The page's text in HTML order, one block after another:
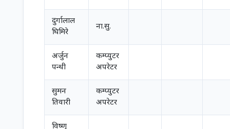
दुर्गालाल
घिमिरे
ना.सु.
अर्जुन
पन्थी
कम्प्युटर
अपरेटर
सुमन
तिवारी
कम्प्युटर
अपरेटर
विष्णु